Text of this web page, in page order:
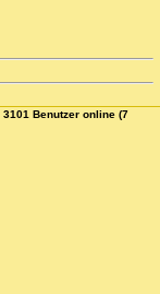
Benutzer online (7